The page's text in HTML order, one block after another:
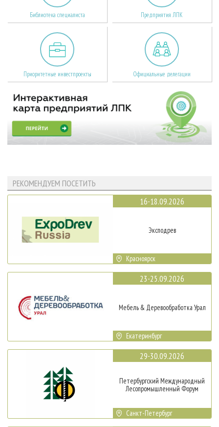
Библиотека специалиста Предприятия ЛПК
Приоритетные инвестпроекты Официальные делегации
РЕКОМЕНДУЕМ ПОСЕТИТЬ
16-18.09.2026
Эксподрев
Красноярск
23-25.09.2026
Мебель & Деревообработка Урал
Екатеринбург
29-30.09.2026
Петербургский Международный
Лесопромышленный Форум
Санкт-Петербург